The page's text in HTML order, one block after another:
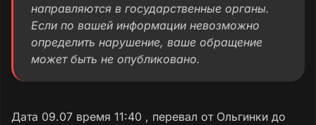
направляются в государственные органы.
Если по вашей информации невозможно
определить нарушение, ваше обращение
может быть не опубликовано.
Дата 09.07 время 11:40 , перевал от Ольгинки до